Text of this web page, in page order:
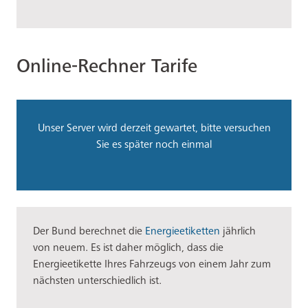
Online-Rechner Tarife
Unser Server wird derzeit gewartet, bitte versuchen
Sie es später noch einmal
Der Bund berechnet die Energieetiketten jährlich
von neuem. Es ist daher möglich, dass die
Energieetikette Ihres Fahrzeugs von einem Jahr zum
nächsten unterschiedlich ist.